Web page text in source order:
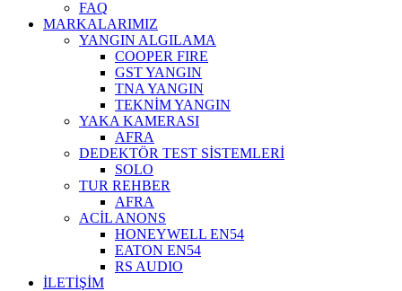
FAQ
MARKALARIMIZ
YANGIN ALGILAMA
COOPER FIRE
GST YANGIN
TNA YANGIN
TEKNİM YANGIN
YAKA KAMERASI
AFRA
DEDEKTÖR TEST SİSTEMLERİ
SOLO
TUR REHBER
AFRA
ACİL ANONS
HONEYWELL EN54
EATON EN54
RS AUDIO
İLETİŞİM